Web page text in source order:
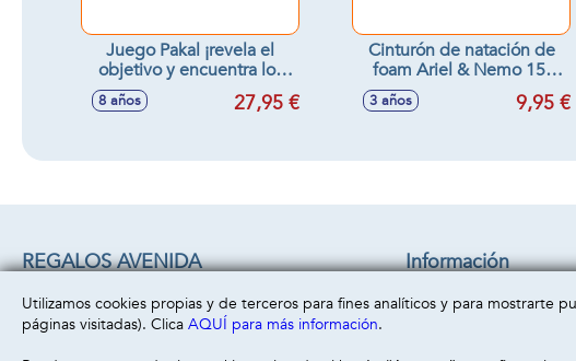
Juego Pakal ¡revela el
objetivo y encuentra los
8 años 27,95 €
Cinturón de natación de
foam Ariel & Nemo 15-
30Kg 35X15Cm - Modelos
3 años 9,95 €
REGALOS AVENIDA
45860 -Villacañas( Toledo )
669493499
Información
Política de privacidad
Utilizamos cookies propias y de terceros para fines analíticos y para
páginas visitadas). Clica AQUÍ para más información.